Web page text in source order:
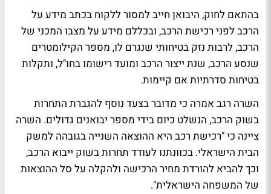
בהתאם לחוק, היבואן חייב למסור ללקוח בכתב מידע על
הרכב לפני רכישת הרכב, ובכללם מידע על מצבו המכני של
הרכב, לרבות נזק בטיחותי שנגרם לו, מספר הקילומטרים
שנסע הרכב, שנת ייצור הרכב ומועד רישומו בחו"ל, ותקלות
בטיחות סדרתיות אם קיימות.
השרה רגב אמרה כי מדובר בצעד נוסף להגברת התחרות
בשוק הרכב, הנשלט כיום בידי מספר יבואנים גדולים. השרה
ציינה כי "רכישת רכב היא ההוצאה השנייה בגובהה למשק
הבית הישראלי. בכוונתנו לעודד תחרות בשוק ייבוא הרכב,
וכך להביא להורדת מחיר הרכישה ולהקלה על סל ההוצאות
של המשפחה הישראלית".